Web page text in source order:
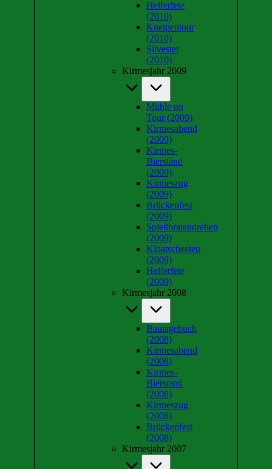
Helferfete
(2010)
Kneipentour
(2010)
Silvester
(2010)
Kirmesjahr 2009
Mühle on
Tour (2009)
Kirmesabend
(2009)
Kirmes-
Bierstand
(2009)
Kirmeszug
(2009)
Brückenfest
(2009)
Spießbratendrehen
(2009)
Kloatscheeten
(2009)
Helferfete
(2009)
Kirmesjahr 2008
Bautagebuch
(2008)
Kirmesabend
(2008)
Kirmes-
Bierstand
(2008)
Kirmeszug
(2008)
Brückenfest
(2008)
Kirmesjahr 2007